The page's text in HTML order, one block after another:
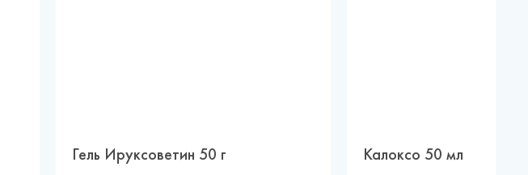
Гель Ируксоветин 50 г Калоксо 50 мл